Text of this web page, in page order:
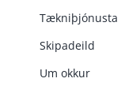
Tækniþjónusta
Skipadeild
Um okkur